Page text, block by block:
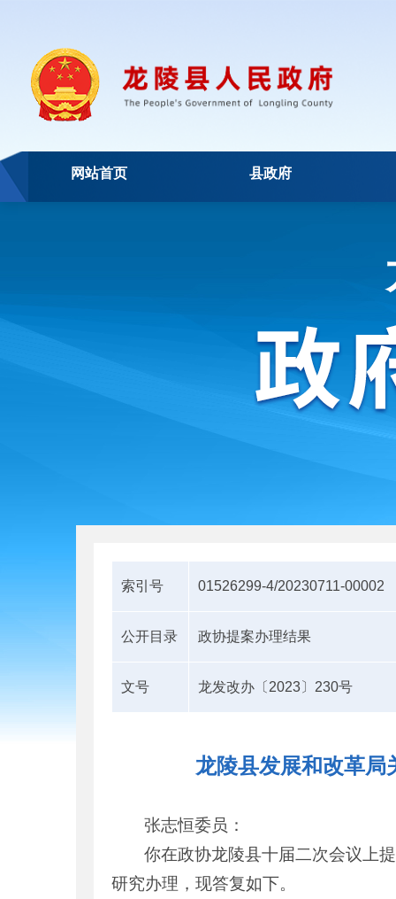
网站首页 县政府
索引号 01526299-4/20230711-00002
公开目录 政协提案办理结果
文号 龙发改办〔2023〕230号
龙陵县发展和改革局
张志恒委员：
你在政协龙陵县十届二次会议上
研究办理，现答复如下。